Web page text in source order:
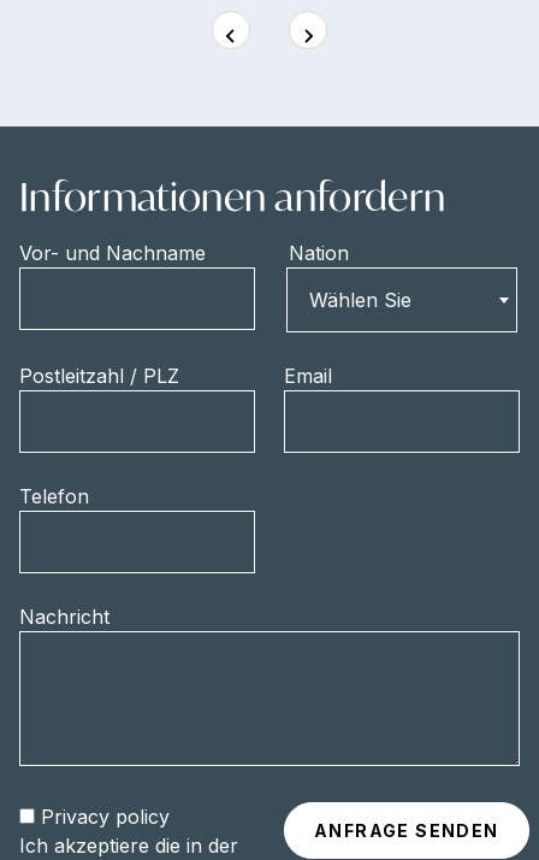
Informationen anfordern
Vor- und Nachname
Nation
Wählen Sie
Postleitzahl / PLZ Email
Telefon
Nachricht
Privacy policy
Ich akzeptiere die in der